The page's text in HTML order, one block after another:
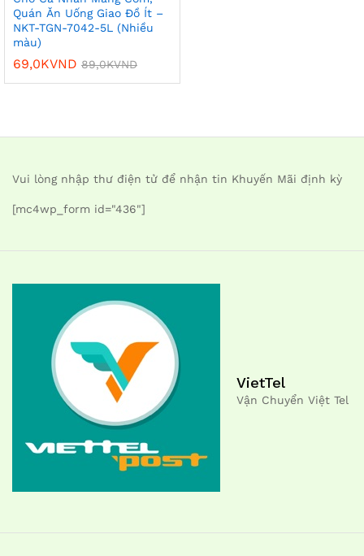
Quán Ăn Uống Giao Đồ Ít –
NKT-TGN-7042-5L (Nhiều
màu)
69,0KVND 89,0KVND
Vui lòng nhập thư điện tử để nhận tin Khuyến Mãi định kỳ
[mc4wp_form id="436"]
VietTel
Vận Chuyển Việt Tel